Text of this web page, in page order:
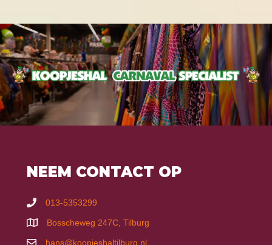
NEEM CONTACT OP
013-5353299
Bosscheweg 247C, Tilburg
hans@koopjeshaltilburg.nl